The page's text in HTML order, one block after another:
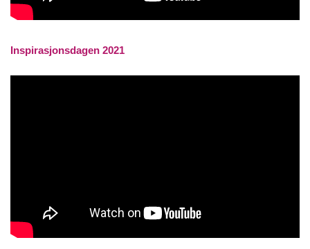
Inspirasjonsdagen 2021